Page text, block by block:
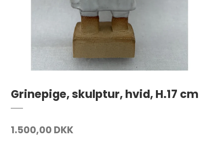
Grinepige, skulptur, hvid, H.17 cm
1.500,00 DKK